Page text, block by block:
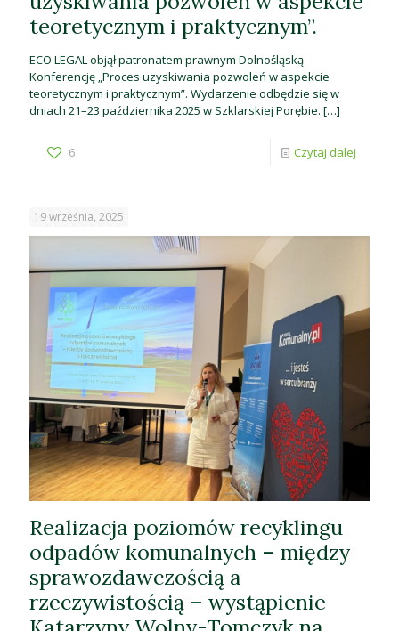
teoretycznym i praktycznym”.
ECO LEGAL objął patronatem prawnym Dolnośląską
Konferencję „Proces uzyskiwania pozwoleń w aspekcie
teoretycznym i praktycznym”. Wydarzenie odbędzie się w
dniach 21–23 października 2025 w Szklarskiej Porębie. […]
6 Czytaj dalej
19 września, 2025
Realizacja poziomów recyklingu
odpadów komunalnych – między
sprawozdawczością a
rzeczywistością – wystąpienie